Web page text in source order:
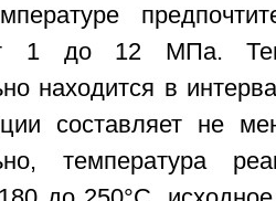
1 до 12 МПа.
находится в
составляет не
температура